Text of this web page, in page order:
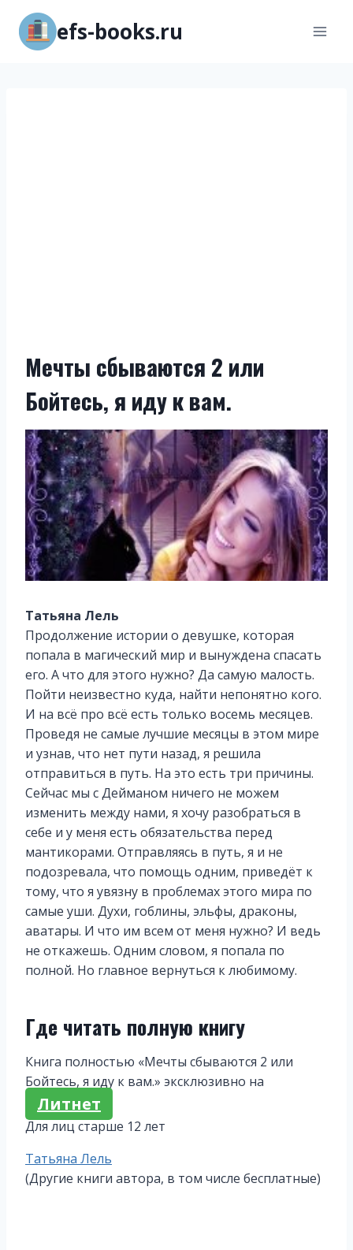
Перейти
содержимому
efs-books.ru
Мечты сбываются 2 или
Бойтесь, я иду к вам.
Татьяна Лель
Продолжение истории о девушке, которая
попала в магический мир и вынуждена спасать
его. А что для этого нужно? Да самую малость.
Пойти неизвестно куда, найти непонятно кого.
И на всё про всё есть только восемь месяцев.
Проведя не самые лучшие месяцы в этом мире
и узнав, что нет пути назад, я решила
отправиться в путь. На это есть три причины.
Сейчас мы с Дейманом ничего не можем
изменить между нами, я хочу разобраться в
себе и у меня есть обязательства перед
мантикорами. Отправляясь в путь, я и не
подозревала, что помощь одним, приведёт к
тому, что я увязну в проблемах этого мира по
самые уши. Духи, гоблины, эльфы, драконы,
аватары. И что им всем от меня нужно? И ведь
не откажешь. Одним словом, я попала по
полной. Но главное вернуться к любимому.
Где читать полную книгу
Книга полностью «Мечты сбываются 2 или
Бойтесь, я иду к вам.» эксклюзивно на
Литнет
Для лиц старше 12 лет
Метки
записи:
Татьяна Лель
(Другие книги автора, в том числе бесплатные)